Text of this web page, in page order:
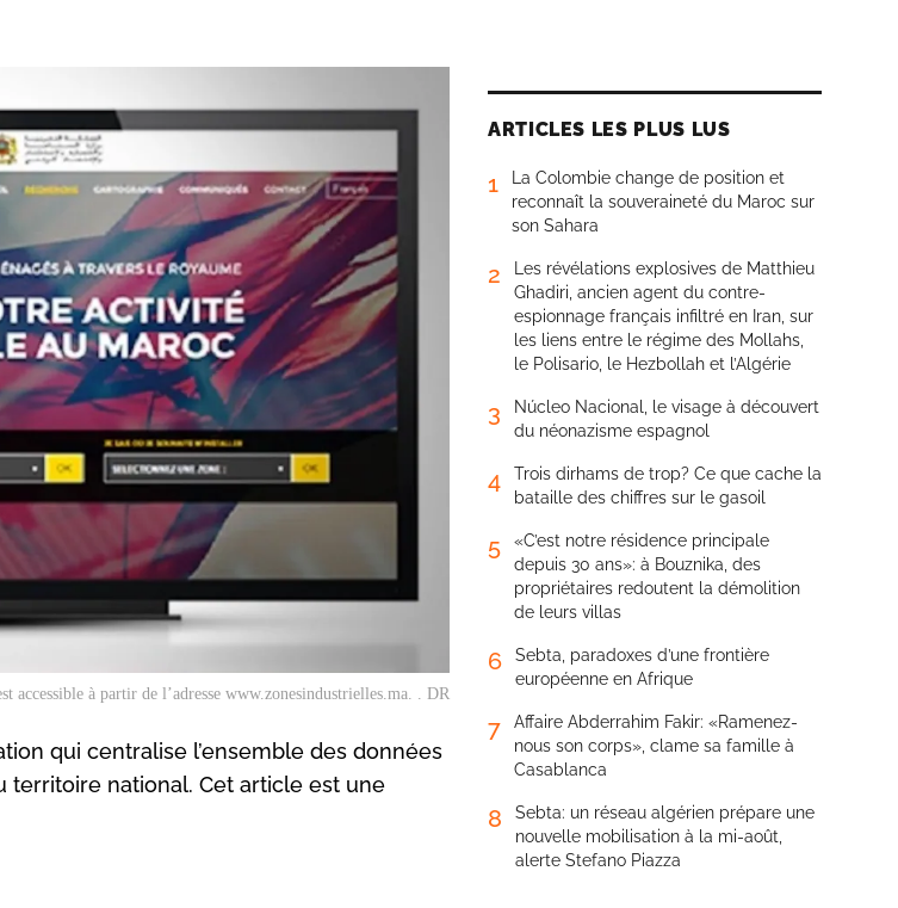
accessible à partir de l’adresse www.zonesindustrielles.ma. . DR
qui centralise l’ensemble des données
territoire national. Cet article est une
ARTICLES LES PLUS LUS
1
La Colombie change de position et
reconnaît la souveraineté du Maroc sur
son Sahara
2
Les révélations explosives de Matthieu
Ghadiri, ancien agent du contre-
espionnage français infiltré en Iran, sur
les liens entre le régime des Mollahs,
le Polisario, le Hezbollah et l’Algérie
3
Núcleo Nacional, le visage à découvert
du néonazisme espagnol
4
Trois dirhams de trop? Ce que cache la
bataille des chiffres sur le gasoil
5
«C’est notre résidence principale
depuis 30 ans»: à Bouznika, des
propriétaires redoutent la démolition
de leurs villas
6
Sebta, paradoxes d’une frontière
européenne en Afrique
7
Affaire Abderrahim Fakir: «Ramenez-
nous son corps», clame sa famille à
Casablanca
8
Sebta: un réseau algérien prépare une
nouvelle mobilisation à la mi-août,
alerte Stefano Piazza